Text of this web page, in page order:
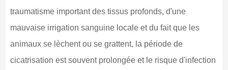
traumatisme important des tissus profonds, d'une
mauvaise irrigation sanguine locale et du fait que les
animaux se lèchent ou se grattent, la période de
cicatrisation est souvent prolongée et le risque d'infection